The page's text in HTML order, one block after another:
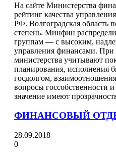
На сайте Министерства
рейтинг качества
РФ. Волгоградская
степень. Минфин
группам — с высоким,
управления финансами. При
министерства учитывают
планирования, исполнения
госдолгом,
вопросы госсобственности
значение имеют
ФИНАНСОВЫЙ
28.09.2018
0